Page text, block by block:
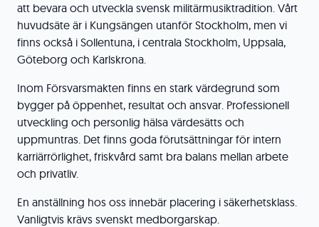
att bevara och utveckla svensk militärmusiktradition. Vårt
huvudsäte är i Kungsängen utanför Stockholm, men vi
finns också i Sollentuna, i centrala Stockholm, Uppsala,
Göteborg och Karlskrona.
Inom Försvarsmakten finns en stark värdegrund som
bygger på öppenhet, resultat och ansvar. Professionell
utveckling och personlig hälsa värdesätts och
uppmuntras. Det finns goda förutsättningar för intern
karriärrörlighet, friskvård samt bra balans mellan arbete
och privatliv.
En anställning hos oss innebär placering i säkerhetsklass.
Vanligtvis krävs svenskt medborgarskap.